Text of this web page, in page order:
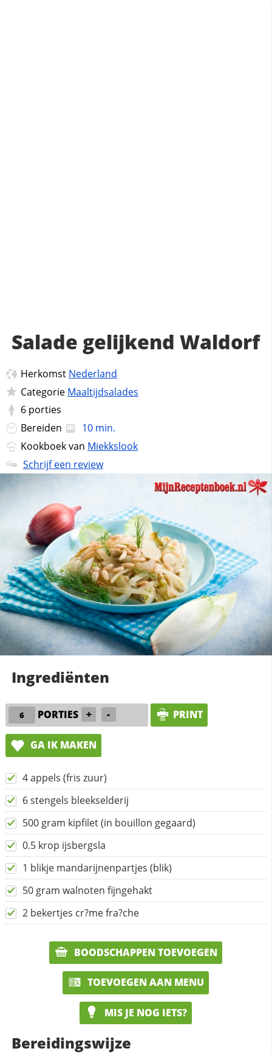
Salade gelijkend Waldorf
Herkomst Nederland
Categorie Maaltijdsalades
6 porties
Bereiden
10 min.
Kookboek van Miekkslook
Schrijf een review
Ingrediënten
PORTIES + - PRINT
GA IK MAKEN
4 appels (fris zuur)
6 stengels bleekselderij
500 gram kipfilet (in bouillon gegaard)
0.5 krop ijsbergsla
1 blikje mandarijnenpartjes (blik)
50 gram walnoten fijngehakt
2 bekertjes cr?me fra?che
BOODSCHAPPEN TOEVOEGEN
TOEVOEGEN AAN MENU
MIS JE NOG IETS?
Bereidingswijze